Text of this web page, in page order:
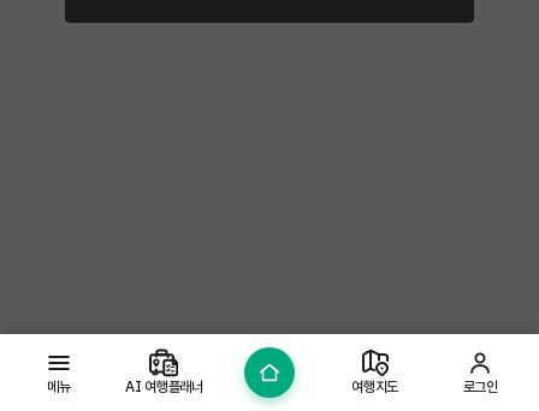
메뉴 AI 여행플래너 여행지도 로그인